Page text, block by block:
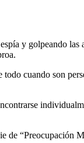
y golpeando
cuando son
de “Preocupación